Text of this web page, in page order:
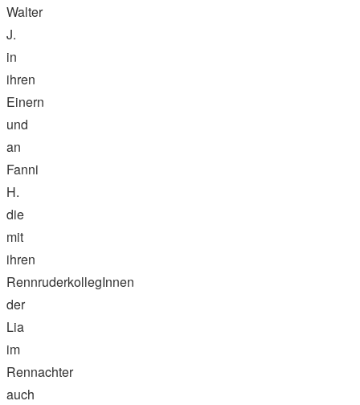
Walter
J.
in
ihren
Einern
und
an
Fanni
H.
die
mit
ihren
RennruderkollegInnen
der
Lia
im
Rennachter
auch